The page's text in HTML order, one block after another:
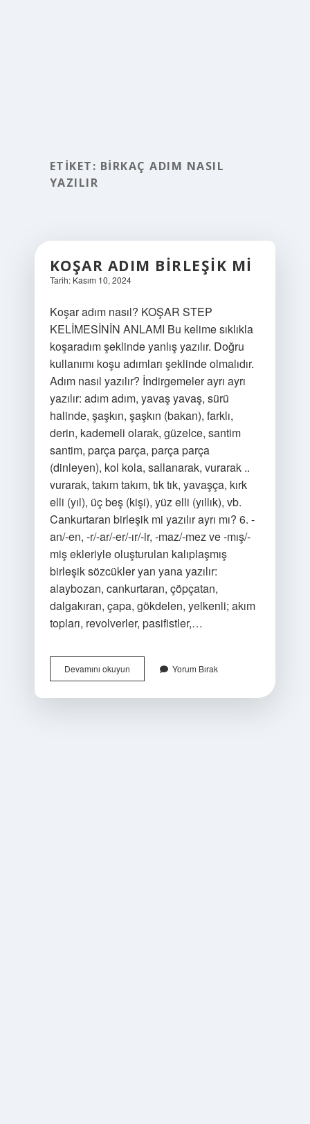
ETIKET: BIRKAÇ ADIM NASIL
YAZILIR
KOŞAR ADIM BIRLEŞIK MI
Tarih: Kasım 10, 2024
Koşar adım nasıl? KOŞAR STEP
KELİMESİNİN ANLAMI Bu kelime sıklıkla
koşaradım şeklinde yanlış yazılır. Doğru
kullanımı koşu adımları şeklinde olmalıdır.
Adım nasıl yazılır? İndirgemeler ayrı ayrı
yazılır: adım adım, yavaş yavaş, sürü
halinde, şaşkın, şaşkın (bakan), farklı,
derin, kademeli olarak, güzelce, santim
santim, parça parça, parça parça
(dinleyen), kol kola, sallanarak, vurarak ..
vurarak, takım takım, tık tık, yavaşça, kırk
elli (yıl), üç beş (kişi), yüz elli (yıllık), vb.
Cankurtaran birleşik mi yazılır ayrı mı? 6. -
an/-en, -r/-ar/-er/-ır/-ir, -maz/-mez ve -mış/-
miş ekleriyle oluşturulan kalıplaşmış
birleşik sözcükler yan yana yazılır:
alaybozan, cankurtaran, çöpçatan,
dalgakıran, çapa, gökdelen, yelkenli; akım
topları, revolverler, pasifistler,…
Devamını okuyunKoşar
Adım
Yorum Bırak